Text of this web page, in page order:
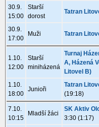
30.9.
15:00
Starší
dorost
Tatran
30.9.
17:00
Muži Tatran
1.10.
12:00
Starší
miniházená
Turnaj
A, Házená
Litovel B)
1.10.
18:00
Junioři
Tatran
(19:18)
7.10.
10:15
Mladší žáci
SK Aktiv
3:30 (1:17)